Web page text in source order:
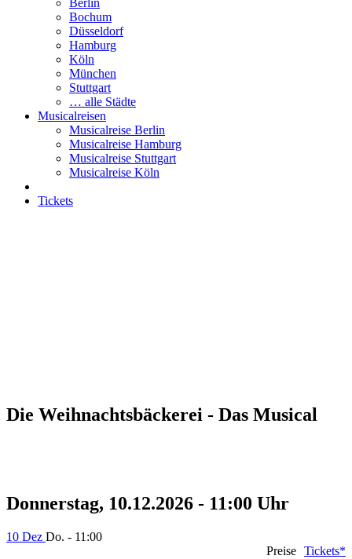
Berlin
Bochum
Düsseldorf
Hamburg
Köln
München
Stuttgart
… alle Städte
Musicalreisen
Musicalreise Berlin
Musicalreise Hamburg
Musicalreise Stuttgart
Musicalreise Köln
Tickets
Die Weihnachtsbäckerei - Das Musical
Donnerstag, 10.12.2026 - 11:00 Uhr
10 Dez Do. - 11:00
Preise Tickets*